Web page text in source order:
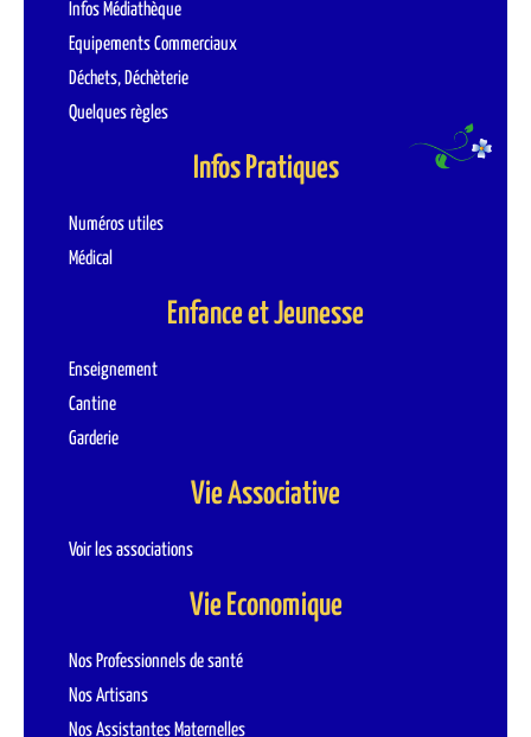
Infos Médiathèque
Equipements Commerciaux
Déchets, Déchèterie
Quelques règles
Infos Pratiques
Numéros utiles
Médical
Enfance et Jeunesse
Enseignement
Cantine
Garderie
Vie Associative
Voir les associations
Vie Economique
Nos Professionnels de santé
Nos Artisans
Nos Assistantes Maternelles